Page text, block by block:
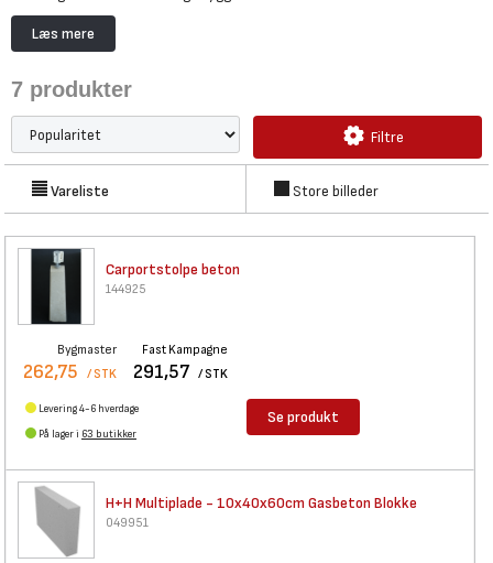
Gasbeton blokke er nemme at bygge med, og kan bruges til projekter
indendørs samt udendørs, hvad enten du skal bygge yder- eller
Har du besluttet dig for at gå i gang med et projekt med gasbeton, så kan
Bygma uden tvivl hjælpe dig godt på vej.
Læs mere
7 produkter
Filtre
Vareliste Store billeder
Carportstolpe beton
144925
Bygmaster
262,75 / STK
Fast Kampagne
291,57 / STK
Levering 4-6 hverdage
På lager i 63 butikker
Se produkt
H+H Multiplade - 10x40x60cm Gasbeton Blokke
049951